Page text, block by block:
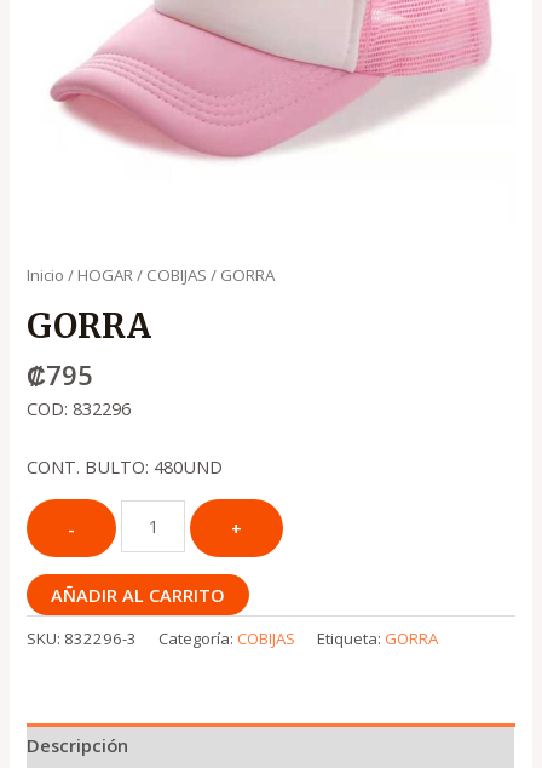
Inicio / HOGAR/ COBIJAS / GORRA
GORRA
₡795
COD: 832296
CONT. BULTO: 480UND
AÑADIR AL CARRITO
SKU: 832296-3 Categoría:COBIJAS Etiqueta: GORRA
Descripción